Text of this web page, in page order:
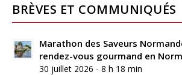
BRÈVES ET COMMUNIQUÉS
Marathon des Saveurs
rendez-vous gourmand en
30 juillet 2026 - 8 h 18 min